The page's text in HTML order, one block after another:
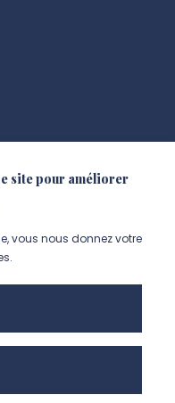
instagram
sur linkedin
sur
site pour améliorer
vous nous donnez votre